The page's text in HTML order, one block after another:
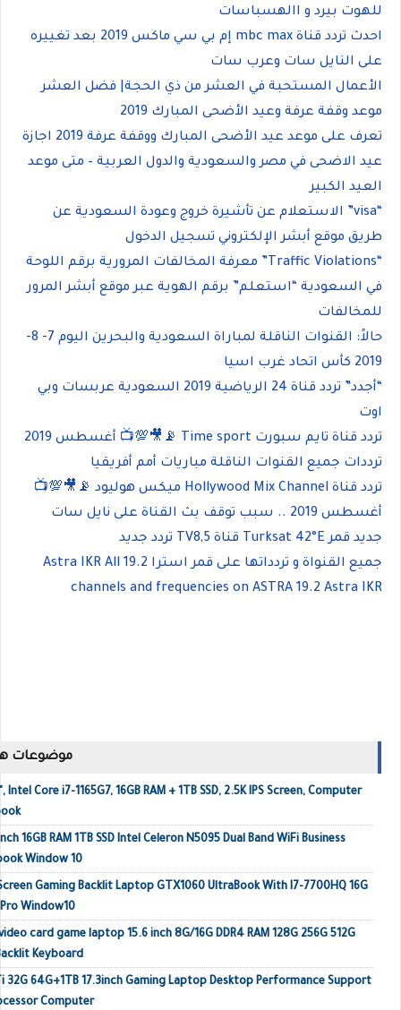
للهوت بيرد و االهسباسات
احدث تردد قناة mbc max إم بي سي ماكس 2019 بعد تغييره
على النايل سات وعرب سات
الأعمال المستحبة في العشر من ذي الحجة| فضل العشر
موعد وقفة عرفة وعيد الأضحى المبارك 2019
تعرف على موعد عيد الأضحى المبارك ووقفة عرفة 2019 اجازة
عيد الاضحى في مصر والسعودية والدول العربية – متى موعد
العيد الكبير
“visa” الاستعلام عن تأشيرة خروج وعودة السعودية عن
طريق موقع أبشر الإلكتروني تسجيل الدخول
“Traffic Violations” معرفة المخالفات المرورية برقم اللوحة
في السعودية “استعلم” برقم الهوية عبر موقع أبشر المرور
للمخالفات
حالاً: القنوات الناقلة لمباراة السعودية والبحرين اليوم 7- 8-
2019 كأس اتحاد غرب اسيا
“أجدد” تردد قناة 24 الرياضية 2019 السعودية عربسات وبي
اوت
تردد قناة تايم سبورت Time sport 📡🎥💯📺 أغسطس 2019
ترددات جميع القنوات الناقلة مباريات أمم أفريقيا
تردد قناة Hollywood Mix Channel ميكس هوليود 📡🎥💯📺
أغسطس 2019 .. سبب توقف بث القناة على نايل سات
جديد قمر Turksat 42°E قناة TV8,5 تردد جديد
جميع القنواة و تردداتها على قمر استرا 19.2 Astra IKR All
channels and frequencies on ASTRA 19.2 Astra IKR
موضوعات
Core i7-1165G7, 16GB RAM + 1TB SSD, 2.5K IPS Screen, Computer
16GB RAM 1TB SSD Intel Celeron N5095 Dual Band WiFi Business
Window 10
Gaming Backlit Laptop GTX1060 UltraBook With I7-7700HQ 16G
Pro Window10
card game laptop 15.6 inch 8G/16G DDR4 RAM 128G 256G 512G
Keyboard
32G 64G+1TB 17.3inch Gaming Laptop Desktop Performance Support
Computer